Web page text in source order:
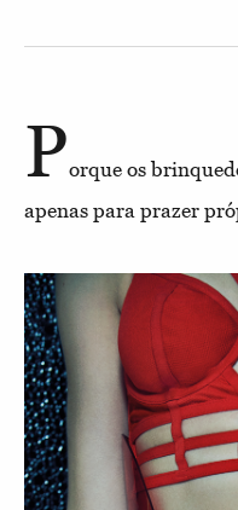
Porque os
apenas para prazer